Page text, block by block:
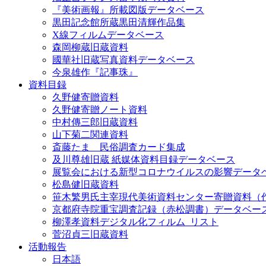
『美術画報』所載図版データベース
黒田記念館所蔵黒田清輝作品集
X線フィルムデータベース
森岡柳蔵旧蔵資料
國華社旧蔵写真資料データベース
今泉雄作『記事珠』
資料目録
久野健寄贈資料
久野健寄贈ノート資料
中村傳三郎旧蔵資料
山下菊二関連資料
斎藤たま 民俗調査カード集成
及川尊雄旧蔵 紙媒体資料目録データベース
展覧会における新型コロナウイルスの影響データ
松島健旧蔵資料
笹木繁男氏主宰現代美術資料センター寄贈資料（
京都府寺院重宝調査記録（赤松調書）データベー
柳澤孝資料デジタル化フィルム_リスト
菅沼貞三旧蔵資料
活動報告
日本語